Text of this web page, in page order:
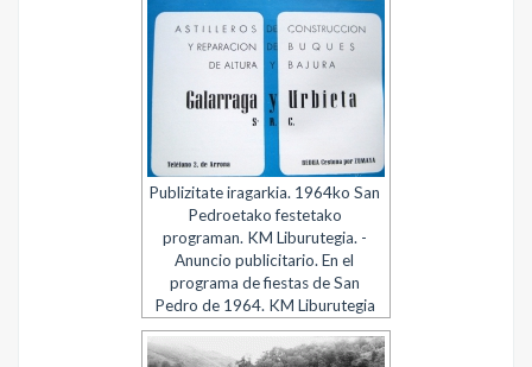
Publizitate iragarkia. 1964ko San
Pedroetako festetako
programan. KM Liburutegia. -
Anuncio publicitario. En el
programa de fiestas de San
Pedro de 1964. KM Liburutegia